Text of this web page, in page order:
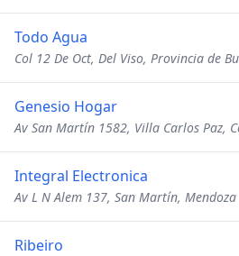
Todo Agua
Col 12 De Oct, Del Viso, Provincia de
Genesio Hogar
Av San Martín 1582, Villa Carlos Paz,
Integral Electronica
Av L N Alem 137, San Martín, Mendoza
Ribeiro